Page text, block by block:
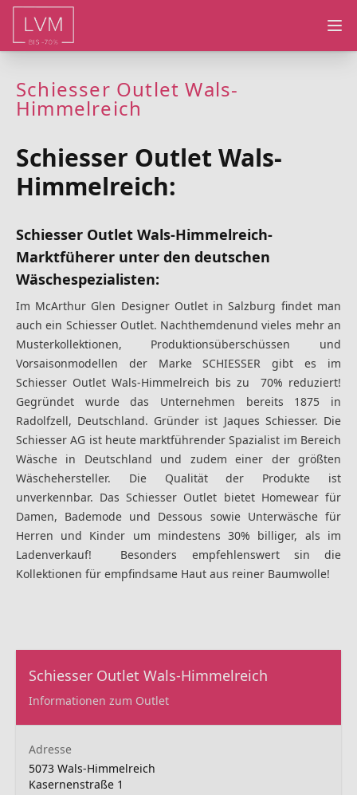
Schiesser Outlet Wals-
Himmelreich
Schiesser Outlet Wals-
Himmelreich:
Schiesser Outlet Wals-Himmelreich-
Marktfüherer unter den deutschen
Wäschespezialisten:
Im McArthur Glen Designer Outlet in Salzburg findet man
auch ein Schiesser Outlet. Nachthemdenund vieles mehran
Musterkollektionen, Produktionsüberschüssen und
Vorsaisonmodellen der MarkeSCHIESSER gibt es im
Schiesser Outlet Wals-Himmelreich bis zu 70% reduziert!
Gegründet wurde das Unternehmen bereits 1875 in
Radolfzell, Deutschland. Gründer ist Jaques Schiesser. Die
Schiesser AG ist heute marktführender Spazialist im Bereich
Wäsche in Deutschland und zudem einer der größten
Wäschehersteller. Die Qualität der Produkte ist
unverkennbar. Das Schiesser Outlet bietet Homewear für
Damen, Bademode und Dessous sowie Unterwäsche für
Herren und Kinder um mindestens 30% billiger, als im
Ladenverkauf! Besonders empfehlenswert sin die
Kollektionen für empfindsame Haut aus reiner Baumwolle!
Schiesser Outlet Wals-Himmelreich
Informationen zum Outlet
Adresse
5073 Wals-Himmelreich
Kasernenstraße 1